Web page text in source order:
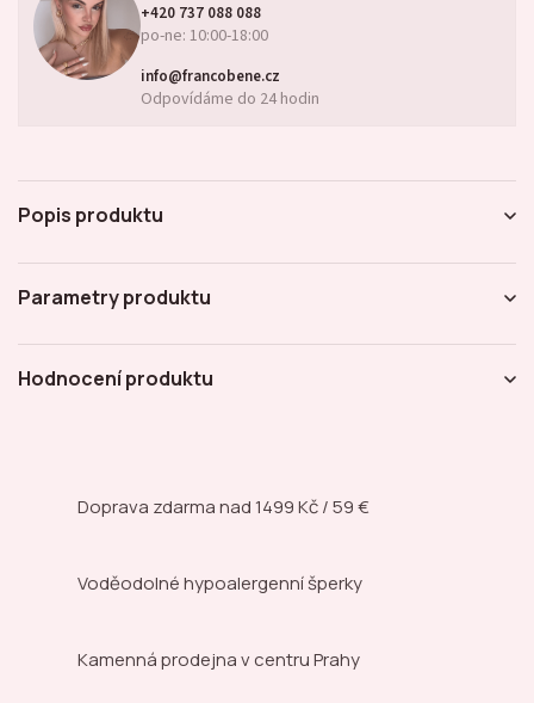
+420 737 088 088
po-ne: 10:00-18:00
info@francobene.cz
Odpovídáme do 24 hodin
Popis produktu
Parametry produktu
Hodnocení produktu
Doprava zdarma nad1499 Kč / 59 €
Voděodolné hypoalergenní šperky
Kamenná prodejnav centru Prahy